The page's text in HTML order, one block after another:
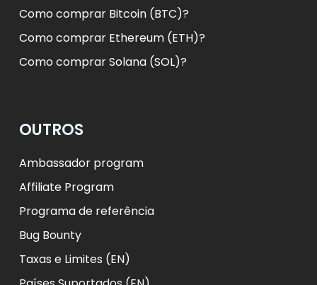
Como comprar Bitcoin (BTC)?
Como comprar Ethereum (ETH)?
Como comprar Solana (SOL)?
OUTROS
Ambassador program
Affiliate Program
Programa de referência
Bug Bounty
Taxas e Limites (EN)